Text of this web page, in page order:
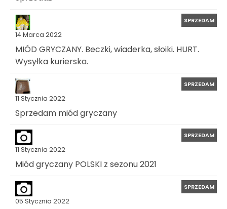
14 Marca 2022
SPRZEDAM
MIÓD GRYCZANY. Beczki, wiaderka, słoiki. HURT.
Wysyłka kurierska.
11 Stycznia 2022
SPRZEDAM
Sprzedam miód gryczany
11 Stycznia 2022
SPRZEDAM
Miód gryczany POLSKI z sezonu 2021
05 Stycznia 2022
SPRZEDAM